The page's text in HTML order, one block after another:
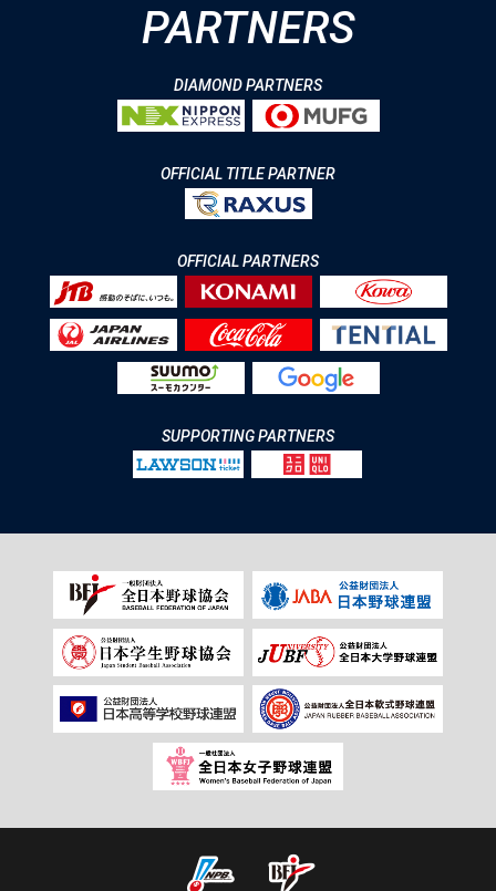
PARTNERS
DIAMOND PARTNERS
OFFICIAL TITLE PARTNER
OFFICIAL PARTNERS
SUPPORTING PARTNERS